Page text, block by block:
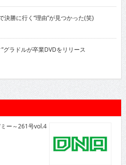
勝に行く“理由”が見つかった(笑)
ラドルが卒業DVDをリリース
ー～261号vol.4